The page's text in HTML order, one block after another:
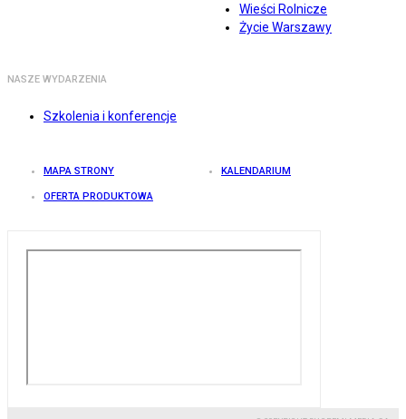
Wieści Rolnicze
Życie Warszawy
NASZE WYDARZENIA
Szkolenia i konferencje
MAPA STRONY KALENDARIUM
OFERTA PRODUKTOWA